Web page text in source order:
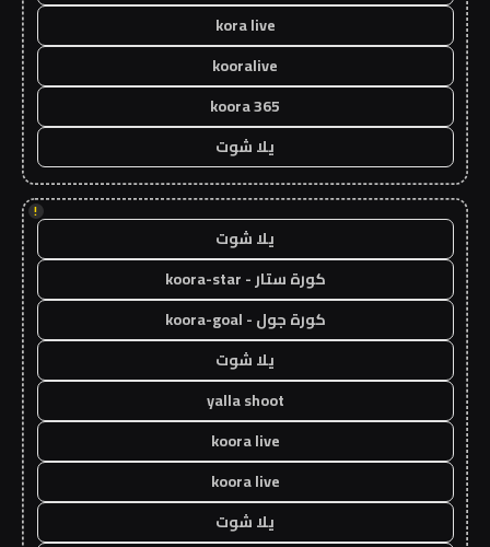
kora live
kooralive
koora 365
يلا شوت
!
يلا شوت
كورة ستار - koora-star
كورة جول - koora-goal
يلا شوت
yalla shoot
koora live
koora live
يلا شوت